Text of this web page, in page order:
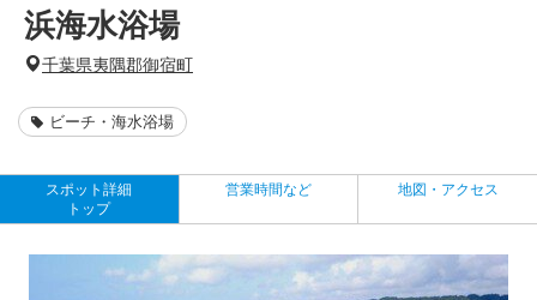
浜海水浴場
千葉県夷隅郡御宿町
ビーチ・海水浴場
スポット詳細
トップ
営業時間など 地図・アクセス